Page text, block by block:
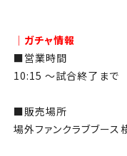
│ガチャ情報
■営業時間
10:15 ～試合終了まで
■販売場所
場外ファンクラブブー